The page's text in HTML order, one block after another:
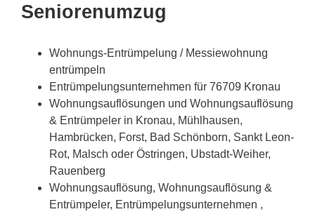
Seniorenumzug
Wohnungs-Entrümpelung / Messiewohnung
entrümpeln
Entrümpelungsunternehmen für 76709 Kronau
Wohnungsauflösungen und Wohnungsauflösung
& Entrümpeler in Kronau, Mühlhausen,
Hambrücken, Forst, Bad Schönborn, Sankt Leon-
Rot, Malsch oder Östringen, Ubstadt-Weiher,
Rauenberg
Wohnungsauflösung, Wohnungsauflösung &
Entrümpeler, Entrümpelungsunternehmen ,